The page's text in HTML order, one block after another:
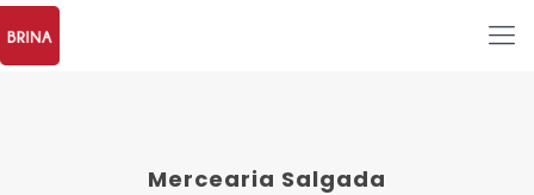
Mercearia Salgada